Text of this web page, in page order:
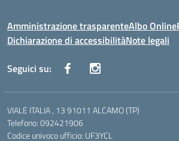
Amministrazione trasparenteAlbo Online
Dichiarazione di accessibilitàNote legali
Seguici su:
VIALE ITALIA , 13 91011 ALCAMO (TP)
Telefono: 092421906
Codice univoco ufficio: UF3YCL